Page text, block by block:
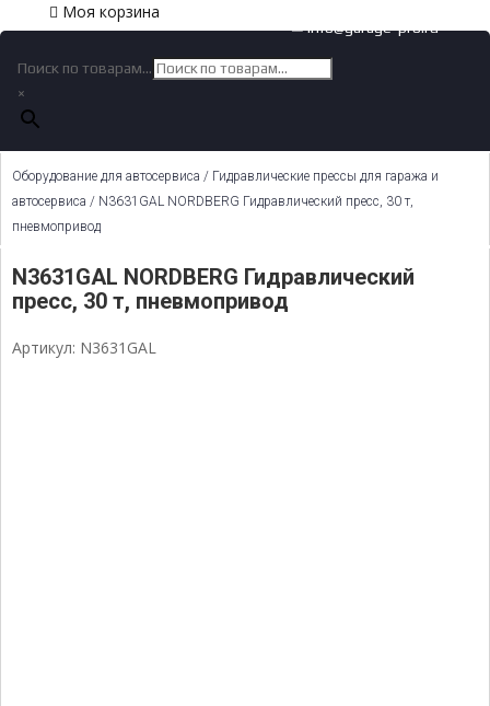
Моя корзина
✉ info@garage-pro.ru
Поиск по товарам...
×
Оборудование для автосервиса / Гидравлические прессы для гаража и
автосервиса / N3631GAL NORDBERG Гидравлический пресс, 30 т,
пневмопривод
N3631GAL NORDBERG Гидравлический
пресс, 30 т, пневмопривод
Артикул: N3631GAL